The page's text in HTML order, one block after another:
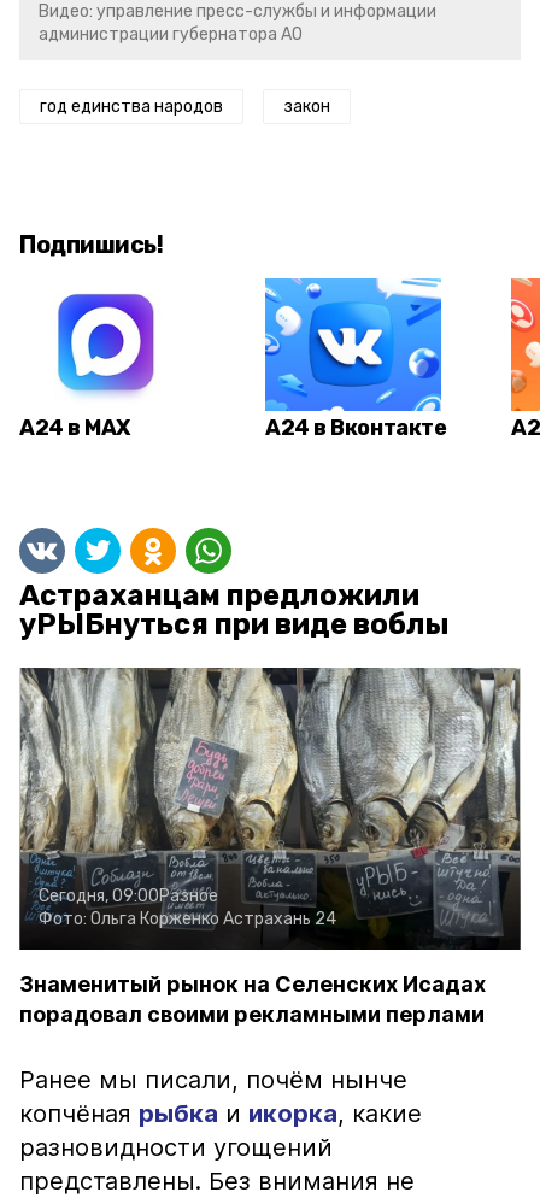
Видео: управление пресс-службы и информации
администрации губернатора АО
год единства народов закон
Подпишись!
А24 в MAX А24 в Вконтакте
Астраханцам предложили
уРЫБнуться при виде воблы
Сегодня, 09:00Разное
Фото: Ольга Корженко Астрахань 24
Знаменитый рынок на Селенских Исадах
порадовал своими рекламными перлами
Ранее мы писали, почём нынче
копчёная рыбка и икорка, какие
разновидности угощений
представлены. Без внимания не